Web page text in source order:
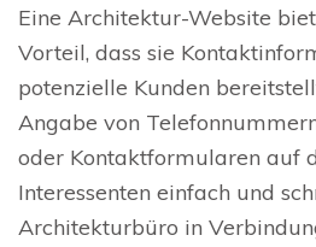
Eine Architektur-Website
Vorteil, dass sie
potenzielle Kunden
Angabe von
oder Kontaktformularen auf
Interessenten einfach und
Architekturbüro in